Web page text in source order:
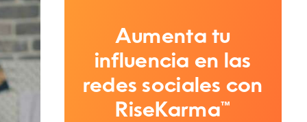
Aumenta tu
influencia en las
redes sociales con
RiseKarma™